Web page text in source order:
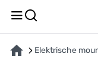
Elektrische
OVER HET PRODUCT